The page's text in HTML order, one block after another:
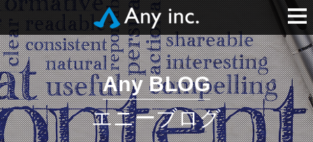
Any BLOG
エニーブログ